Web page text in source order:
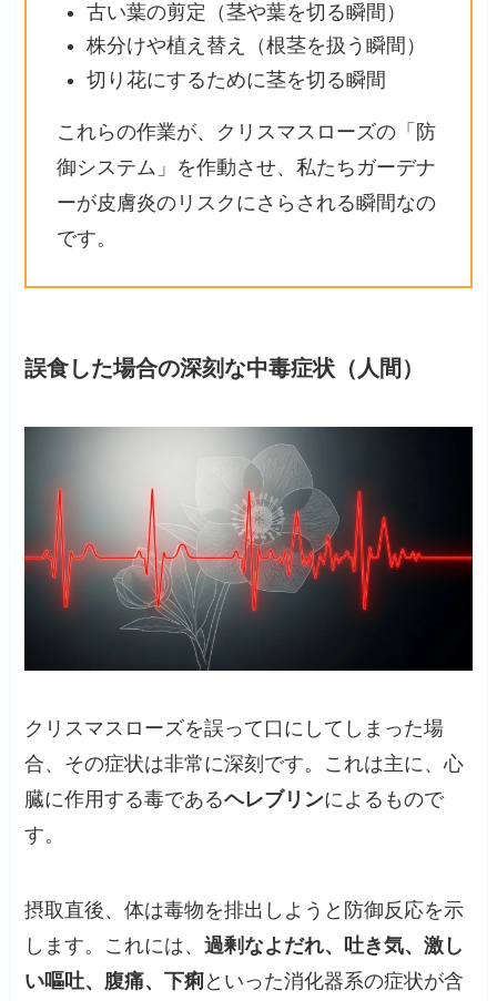
古い葉の剪定（茎や葉を切る瞬間）
株分けや植え替え（根茎を扱う瞬間）
切り花にするために茎を切る瞬間
これらの作業が、クリスマスローズの「防
御システム」を作動させ、私たちガーデナ
ーが皮膚炎のリスクにさらされる瞬間なの
です。
誤食した場合の深刻な中毒症状（人間）
クリスマスローズを誤って口にしてしまった場
合、その症状は非常に深刻です。これは主に、心
臓に作用する毒であるヘレブリンによるもので
す。
摂取直後、体は毒物を排出しようと防御反応を示
します。これには、過剰なよだれ、吐き気、激し
い嘔吐、腹痛、下痢といった消化器系の症状が含